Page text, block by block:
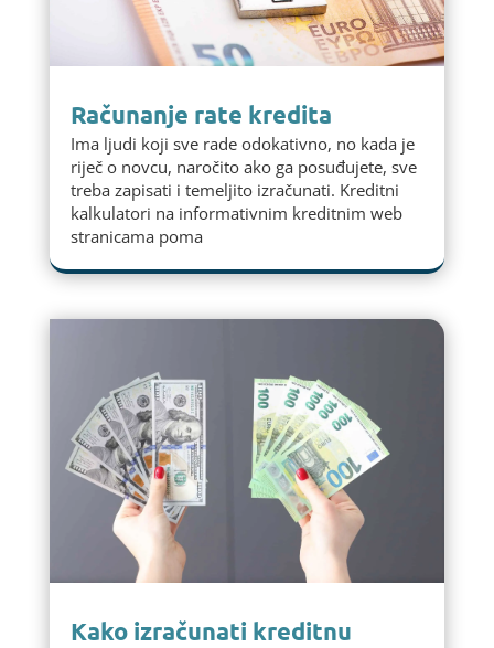
Računanje rate kredita
Ima ljudi koji sve rade odokativno, no kada je
riječ o novcu, naročito ako ga posuđujete, sve
treba zapisati i temeljito izračunati. Kreditni
kalkulatori na informativnim kreditnim web
stranicama poma
Kako izračunati kreditnu